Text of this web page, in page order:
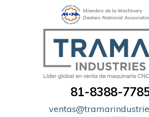
Miembro de la Machinery
Dealers National
81-8388-